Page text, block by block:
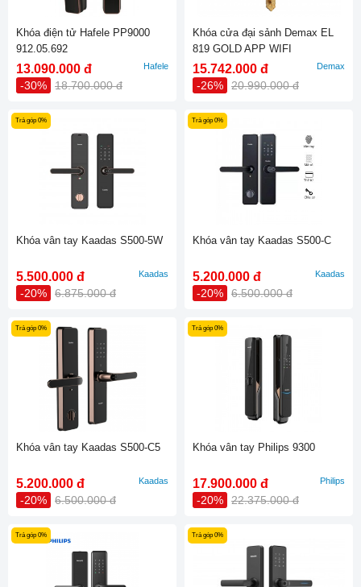
Khóa điện tử Hafele PP9000
912.05.692
13.090.000 đ
-30% 18.700.000 đ
Hafele
Khóa cửa đại sảnh Demax EL
819 GOLD APP WIFI
15.742.000 đ
-26% 20.990.000 đ
Demax
Trả góp 0%
Khóa vân tay Kaadas S500-5W
5.500.000 đ
-20% 6.875.000 đ
Kaadas
Trả góp 0%
Khóa vân tay Kaadas S500-C
5.200.000 đ
-20% 6.500.000 đ
Kaadas
Trả góp 0%
Khóa vân tay Kaadas S500-C5
5.200.000 đ
-20% 6.500.000 đ
Kaadas
Trả góp 0%
Khóa vân tay Philips 9300
17.900.000 đ
-20% 22.375.000 đ
Philips
Trả góp 0% Trả góp 0%